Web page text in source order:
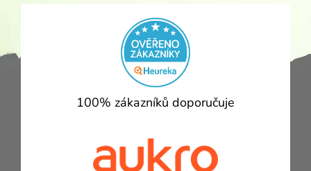
100% zákazníků doporučuje